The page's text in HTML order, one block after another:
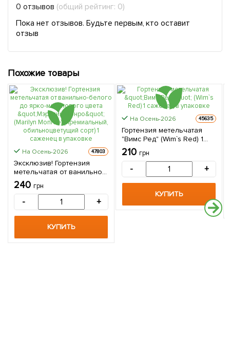
0 отзывов (общий рейтинг: 0)
Пока нет отзывов. Будьте первым, кто оставит
отзыв
Похожие товары
На Осень-2026 47803
Эксклюзив! Гортензия
метельчатая от ванильно-
белого до ярко-
малинового цвета
"Мэрилин Монро" (Marilyn
Monroe) (премиальный,
обильноцветущий сорт) 1
саженец в упаковке
240 грн
- +
КУПИТЬ
На Осень-2026 45635
Гортензия метельчатая
"Вимс Ред" (Wim`s Red) 1
саженец в упаковке
210 грн
- +
КУПИТЬ